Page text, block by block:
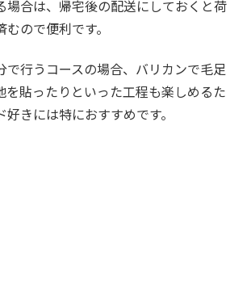
場合は、帰宅後の配送にしておくと荷
ので便利です。
で行うコースの場合、バリカンで毛足
を貼ったりといった工程も楽しめるた
きには特におすすめです。